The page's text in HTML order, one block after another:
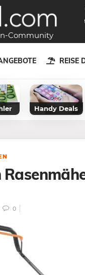
Community
REISE
Handy Deals
0